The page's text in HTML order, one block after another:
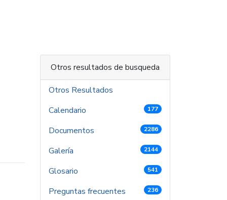
Otros resultados de busqueda
Otros Resultados
Calendario
177
Documentos 2286
Galería 2144
Glosario 541
Preguntas frecuentes 236